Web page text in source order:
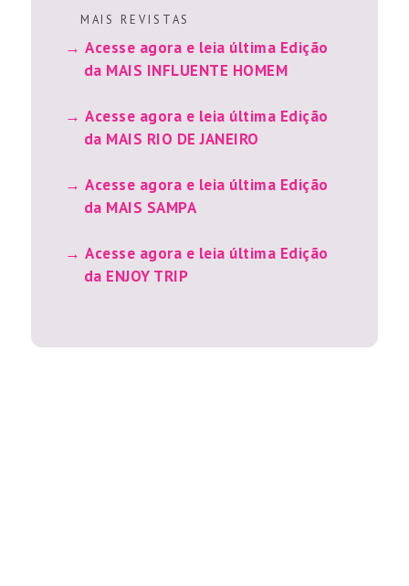
M A I S R E V I S T A S
Acesse agora e leia última Edição
da MAIS INFLUENTE HOMEM
Acesse agora e leia última Edição
da MAIS RIO DE JANEIRO
Acesse agora e leia última Edição
da MAIS SAMPA
Acesse agora e leia última Edição
da ENJOY TRIP